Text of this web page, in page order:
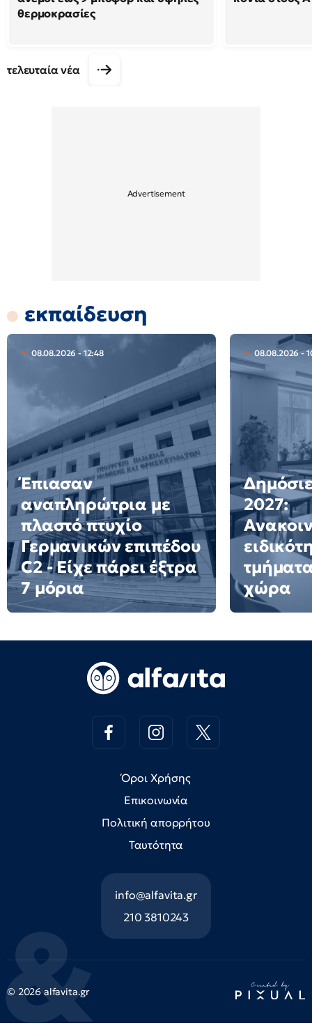
θερμοκρασίες
τελευταία νέα
εκπαίδευση
08.08.2026 - 12:48
Έπιασαν
αναπληρώτρια με
πλαστό πτυχίο
Γερμανικών επιπέδου
C2 - Είχε πάρει έξτρα
7 μόρια
08.08.2026 -
2027:
χώρα
Όροι Χρήσης
Επικοινωνία
Πολιτική απορρήτου
Ταυτότητα
info@alfavita.gr
210 3810243
© 2026 alfavita.gr